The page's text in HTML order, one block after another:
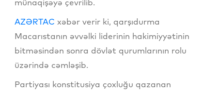
münaqişəyə çevrilib.
AZƏRTAC xəbər verir ki, qarşıdurma
Macarıstanın əvvəlki liderinin hakimiyyətinin
bitməsindən sonra dövlət qurumlarının rolu
üzərində cəmləşib.
Partiyası konstitusiya çoxluğu qazanan